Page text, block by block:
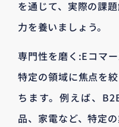
を通じて、実際の課
力を養いましょう。
専門性を磨く:Eコマ
特定の領域に焦点を
ちます。例えば、
品、家電など、特定